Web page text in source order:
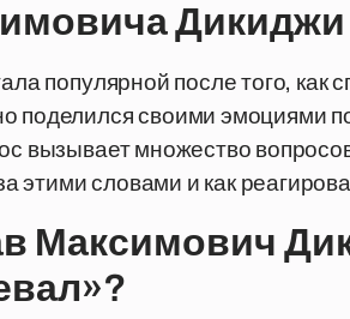
Дикиджи
популярной после того, как
поделился своими эмоциями
вызывает множество
этими словами и как
Максимович